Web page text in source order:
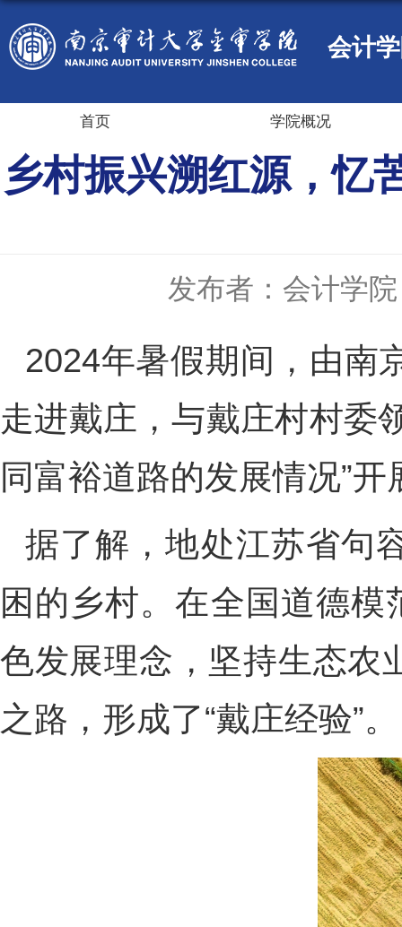
会计
首页 学院概况
乡村振兴溯红源，
发布者：会计学院
2024年暑假期间，由南
走进戴庄，与戴庄村村委
同富裕道路的发展情况”
据了解，地处江苏省句
困的乡村。在全国道德模
色发展理念，坚持生态农
之路，形成了“戴庄经验”。